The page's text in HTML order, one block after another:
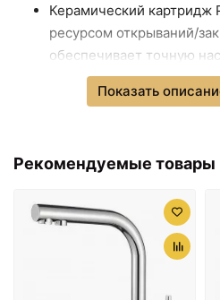
Керамический картридж
ресурсом открываний/
обеспечивает точную
напора воды.
Излив с поворотом на
от известковых
Гибкая подводка в
длиной 40 см, G 1/2.
Простой и быстрый
Показать
Рекомендуемые товары